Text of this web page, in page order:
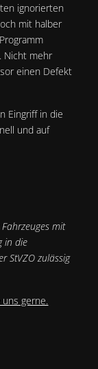
ignorierten
mit halber
Nicht mehr
einen Defekt
Eingriff in die
und auf
mit
in die
StVZO zulässig
gerne.